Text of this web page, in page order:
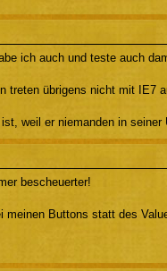
ich auch und teste auch
treten übrigens nicht mit IE7
weil er niemanden in
bescheuerter!
meinen Buttons statt des